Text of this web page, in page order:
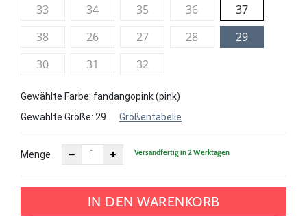
33 34 35 36
37
38
26 27 28
29
30
31 32
Gewählte Farbe: fandangopink (pink)
Gewählte Größe: 29 Größentabelle
Menge Versandfertig in 2 Werktagen
IN DEN WARENKORB